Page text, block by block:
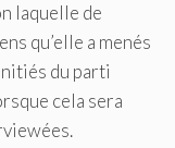
laquelle de
qu’elle a menés
du parti
cela sera